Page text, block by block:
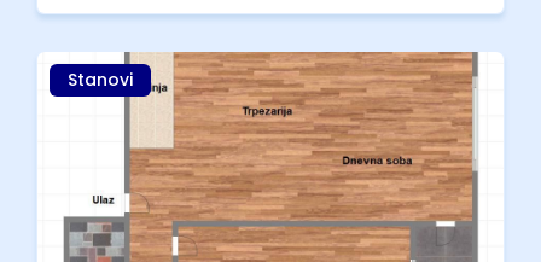
Stanovi